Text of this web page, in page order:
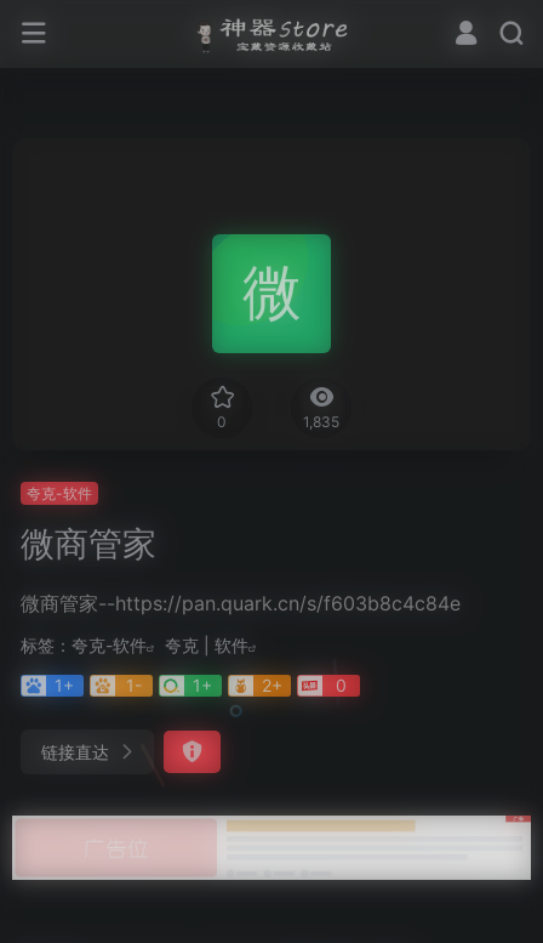
0 1,835
夸克-软件
微商管家
微商管家--https://pan.quark.cn/s/f603b8c4c84e
标签： 夸克-软件
夸克 | 软件
1+
1- 1+ 2+ 0
链接直达